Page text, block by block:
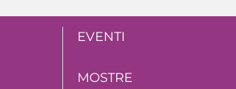
EVENTI
MOSTRE